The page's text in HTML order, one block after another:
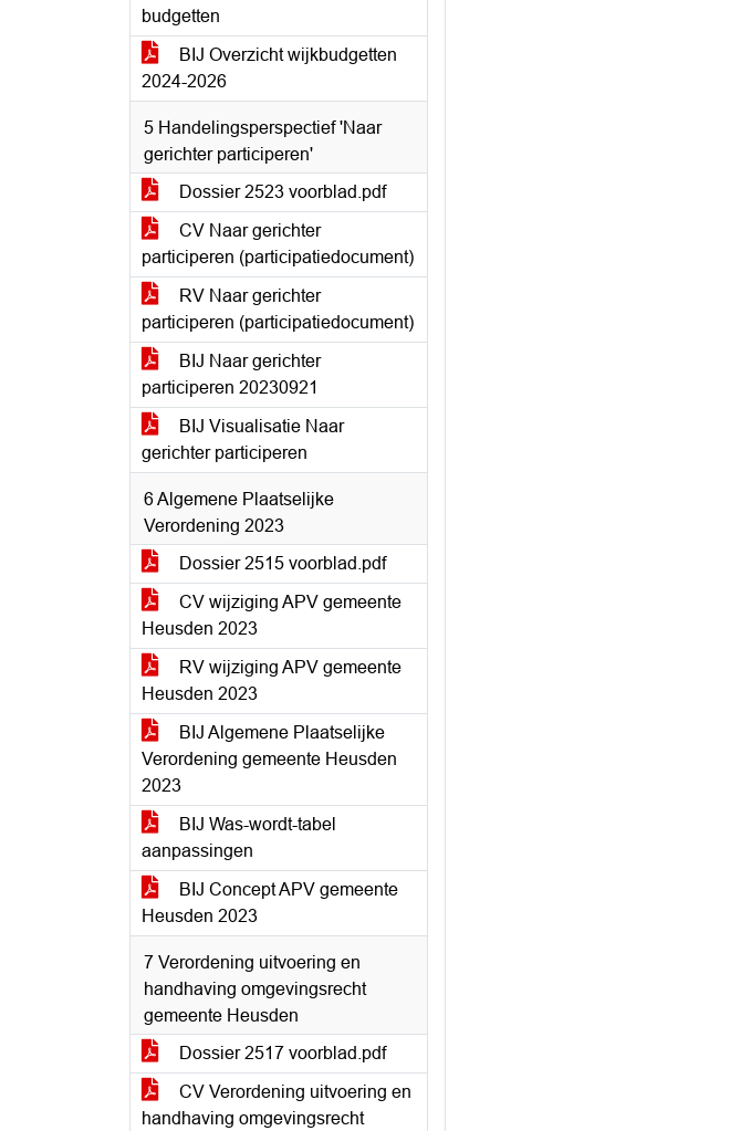
budgetten
BIJ Overzicht wijkbudgetten
2024-2026
5 Handelingsperspectief 'Naar
gerichter participeren'
Dossier 2523 voorblad.pdf
CV Naar gerichter
participeren (participatiedocument)
RV Naar gerichter
participeren (participatiedocument)
BIJ Naar gerichter
participeren 20230921
BIJ Visualisatie Naar
gerichter participeren
6 Algemene Plaatselijke
Verordening 2023
Dossier 2515 voorblad.pdf
CV wijziging APV gemeente
Heusden 2023
RV wijziging APV gemeente
Heusden 2023
BIJ Algemene Plaatselijke
Verordening gemeente Heusden
2023
BIJ Was-wordt-tabel
aanpassingen
BIJ Concept APV gemeente
Heusden 2023
7 Verordening uitvoering en
handhaving omgevingsrecht
gemeente Heusden
Dossier 2517 voorblad.pdf
CV Verordening uitvoering en
handhaving omgevingsrecht